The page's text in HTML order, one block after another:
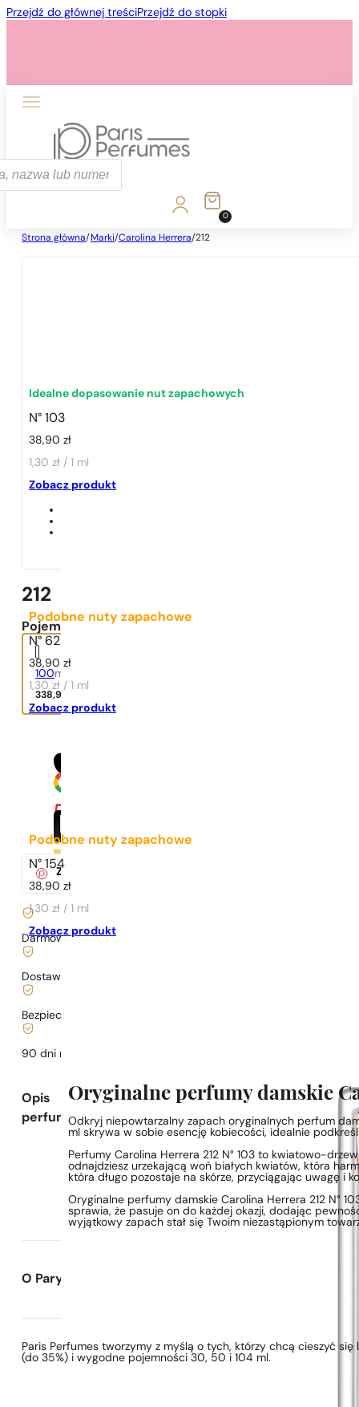
Przejdź do głównej treściPrzejdź do stopki
1 - 3 szt.
0
Strona główna/ Marki/Carolina Herrera/212
Idealne dopasowanie nut zapachowych
N° 103
38,90zł
1,30 zł / 1 ml
Zobacz produkt
Podobne nuty zapachowe
N° 62
38,90zł
1,30 zł / 1 ml
Zobacz produkt
Podobne nuty zapachowe
N° 154
38,90zł
1,30 zł / 1 ml
Zobacz produkt
212
Pojemność:
100ml
338,90
Za zakup tego produktu
Darmowa dostawa już
Dostawa już
Bezpieczne zakupy i płatności
90 dni na
Opis
perfum
Oryginalne perfumy damskie
Odkryj niepowtarzalny zapach oryginalnych perfum
ml skrywa w sobie esencję kobiecości, idealnie
Perfumy Carolina Herrera 212 N° 103 to kwiatowo-
odnajdziesz urzekającą woń białych kwiatów, która
która długo pozostaje na skórze, przyciągając uwagę i
Oryginalne perfumy damskie Carolina Herrera 212 N°
sprawia, że pasuje on do każdej okazji, dodając
wyjątkowy zapach stał się Twoim niezastąpionym
O Paryskie Perfumy
Paris Perfumes tworzymy z myślą o tych, którzy chcą cieszyć
(do 35%) i wygodne pojemności 30, 50 i 104 ml.